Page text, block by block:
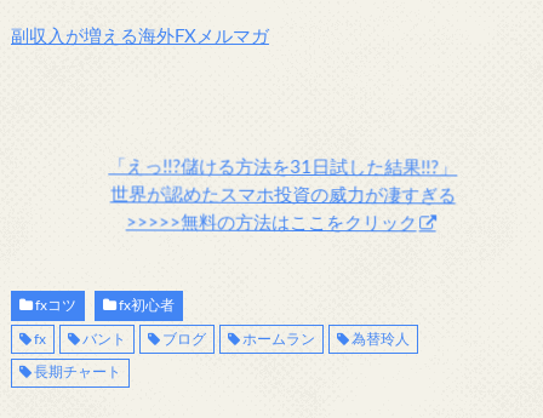
副収入が増える海外FXメルマガ
世界が認めたスマホ投資の威力が凄すぎる
>>>>>無料の方法はここをクリック
fxコツ fx初心者
fx バント ブログ ホームラン 為替玲人
長期チャート